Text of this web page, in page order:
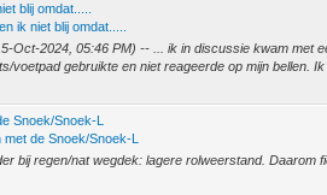
blij omdat.....
ik niet blij omdat.....
Oct-2024, 05:46 PM) -- ... ik in discussie kwam met
voetpad gebruikte en niet reageerde op mijn bellen.
Snoek/Snoek-L
de Snoek/Snoek-L
bij regen/nat wegdek: lagere rolweerstand. Daarom